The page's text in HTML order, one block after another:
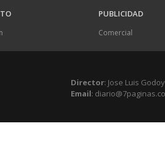
PUBLICIDAD
Comercial
Director: Jose Luis Godoy
Email: